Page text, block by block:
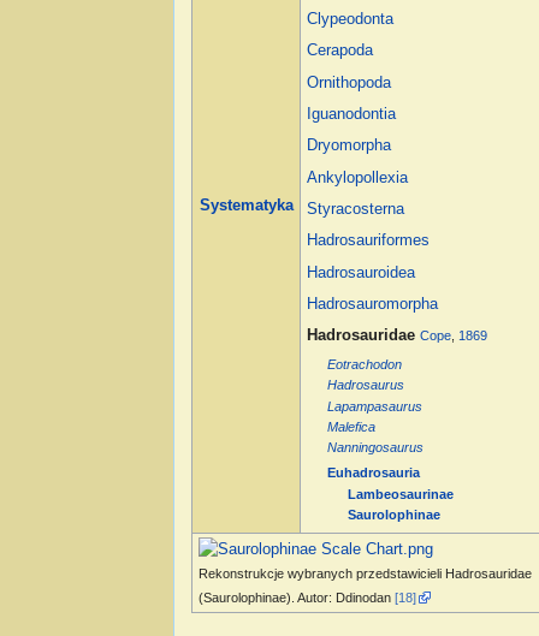
Systematyka
Clypeodonta
Cerapoda
Ornithopoda
Iguanodontia
Dryomorpha
Ankylopollexia
Styracosterna
Hadrosauriformes
Hadrosauroidea
Hadrosauromorpha
Hadrosauridae Cope 1869
Eotrachodon
Hadrosaurus
Lapampasaurus
Malefica
Nanningosaurus
Euhadrosauria
Lambeosaurinae
Saurolophinae
Rekonstrukcje wybranych przedstawicieli Hadrosauridae
(Saurolophinae). Autor: Ddinodan[18]